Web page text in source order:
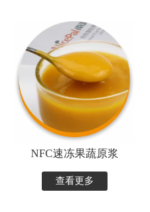
NFC速冻果蔬原浆
查看更多